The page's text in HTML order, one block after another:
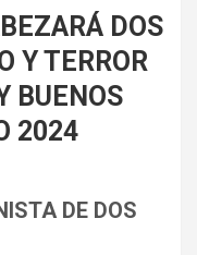
DOS
Y TERROR
BUENOS
2024
DE DOS